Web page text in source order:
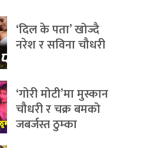
‘दिल के पता’ खोज्दै
नरेश र सविना चौधरी
‘गोरी मोटी’मा मुस्कान
चौधरी र चक्र बमको
जबर्जस्त ठुम्का